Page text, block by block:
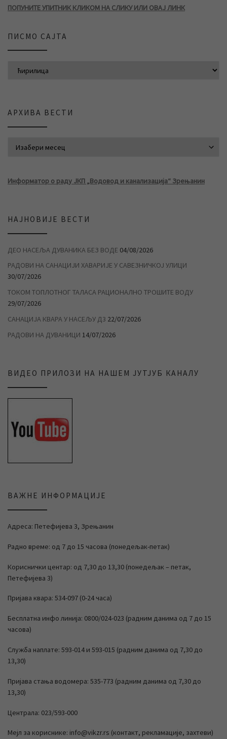
ПОПУНИТЕ УПИТНИК КЛИКОМ НА СЛИКУ ИЛИ ОВАЈ ЛИНК
ПИСМО САЈТА
АРХИВА ВЕСТИ
Информатор о раду ЈКП „Водовод и канализација“ Зрењанин
НАЈНОВИЈЕ ВЕСТИ
ДЕО НАСЕЉА ДУВАНИКА БЕЗ ВОДЕ 04/08/2026
РАДОВИ НА САНАЦИЈИ ХАВАРИЈЕ У САВЕЗНИЧКОЈ УЛИЦИ
30/07/2026
ТОКОМ ТОПЛОТНОГ ТАЛАСА РАЦИОНАЛНО ТРОШИТЕ ВОДУ
29/07/2026
САНАЦИЈА КВАРА У НАСЕЉУ Д3 22/07/2026
РАДОВИ НА ДУВАНИЦИ 14/07/2026
ВИДЕО ПРИЛОЗИ НА НАШЕМ ЈУТЈУБ КАНАЛУ
ВАЖНЕ ИНФОРМАЦИЈЕ
Адреса: Петефијева 3, Зрењанин
Радно време: од 7 до 15 часова (понедељак-петак)
Кориснички центар: од 7,30 до 13,30 (понедељак – петак,
Петефијева 3)
Пријава квара: 534-097 (0-24 часа)
Бесплатна инфо линија: 0800/024-023 (радним данима од 7 до 15
часова)
Служба наплате: 593-014 и 593-015 (радним данима од 7,30 до
13,30)
Пријава стања водомера: 535-773 (радним данима од 7,30 до
13,30)
Централа: 023/593-000
Мејл за кориснике: info@vikzr.rs (контакт, рекламације, захтеви)